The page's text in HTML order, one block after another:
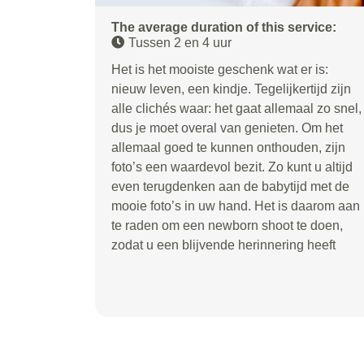
The average duration of this service:
Tussen 2 en 4 uur
Het is het mooiste geschenk wat er is:
nieuw leven, een kindje. Tegelijkertijd zijn
alle clichés waar: het gaat allemaal zo snel,
dus je moet overal van genieten. Om het
allemaal goed te kunnen onthouden, zijn
foto’s een waardevol bezit. Zo kunt u altijd
even terugdenken aan de babytijd met de
mooie foto’s in uw hand. Het is daarom aan
te raden om een newborn shoot te doen,
zodat u een blijvende herinnering heeft